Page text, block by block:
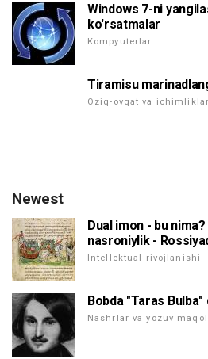
Windows 7-ni
ko'rsatmalar
Kompyuterlar
Tiramisu
Oziq-ovqat va ichimliklar
Newest
Dual imon - bu
nasroniylik -
Intellektual rivojlanishi
Bobda "Taras
Nashrlar va yozuv